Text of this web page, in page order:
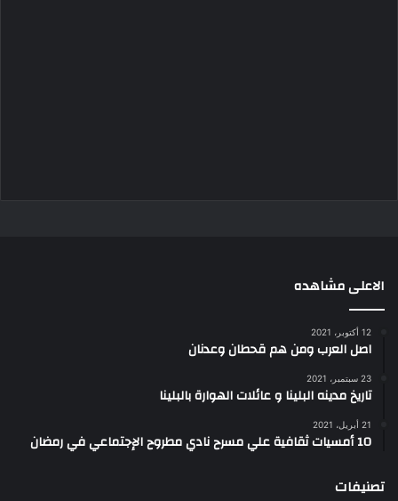
الاعلى مشاهده
12 أكتوبر، 2021
اصل العرب ومن هم قحطان وعدنان
23 سبتمبر، 2021
تاريخ مدينه البلينا و عائلات الهوارة بالبلينا
21 أبريل، 2021
10 أمسيات ثقافية علي مسرح نادي مطروح الإجتماعي في رمضان
تصنيفات